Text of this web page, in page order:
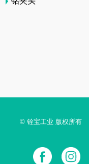
© 铨宝工业 版权所有